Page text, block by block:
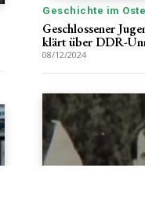
Geschichte im
Geschlossener
klärt über DDR-
08/12/2024